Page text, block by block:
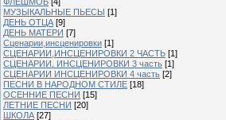
МУЗЫКАЛЬНЫЕ ПЬЕСЫ [1]
ДЕНЬ ОТЦА [9]
ДЕНЬ МАТЕРИ [7]
Сценарии,инсценировки [1]
СЦЕНАРИИ,ИНСЦЕНИРОВКИ 2 ЧАСТЬ [1]
СЦЕНАРИИ. ИНСЦЕНИРОВКИ 3 часть [1]
СЦЕНАРИИ ИНСЦЕНИРОВКИ 4 часть [2]
ПЕСНИ В НАРОДНОМ СТИЛЕ [18]
ОСЕННИЕ ПЕСНИ [15]
ЛЕТНИЕ ПЕСНИ [20]
ШКОЛА [27]